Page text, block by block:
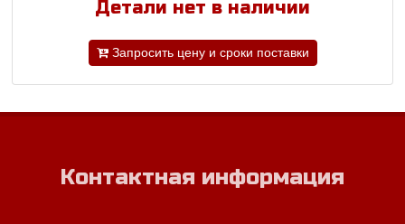
Детали нет в наличии
Запросить цену и сроки поставки
Контактная информация